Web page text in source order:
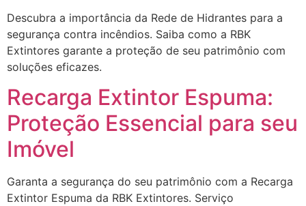
Descubra a importância da Rede de Hidrantes para a
segurança contra incêndios. Saiba como a RBK
Extintores garante a proteção de seu patrimônio com
soluções eficazes.
Recarga Extintor Espuma:
Proteção Essencial para seu
Imóvel
Garanta a segurança do seu patrimônio com a Recarga
Extintor Espuma da RBK Extintores. Serviço